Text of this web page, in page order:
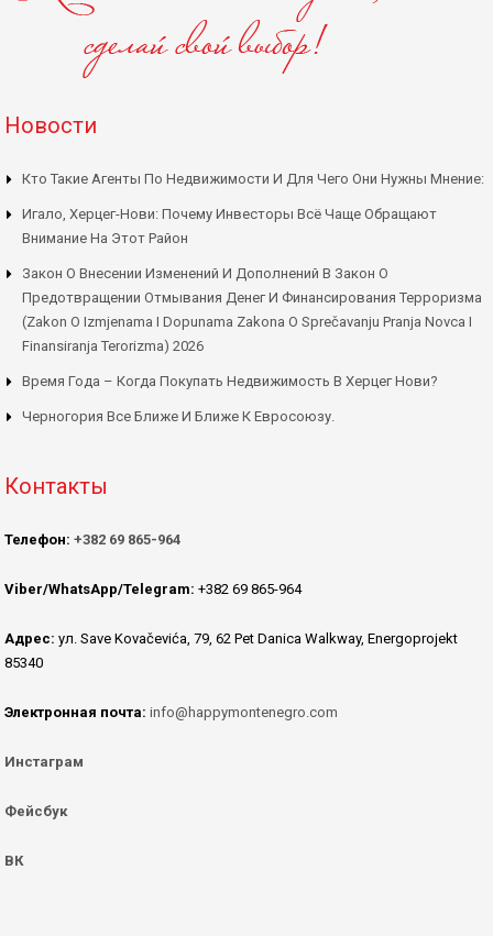
Новости
Кто Такие Агенты По Недвижимости И Для Чего Они Нужны Мнение:
Игало, Херцег-Нови: Почему Инвесторы Всё Чаще Обращают
Внимание На Этот Район
Закон О Внесении Изменений И Дополнений В Закон О
Предотвращении Отмывания Денег И Финансирования Терроризма
(Zakon O Izmjenama I Dopunama Zakona O Sprečavanju Pranja Novca I
Finansiranja Terorizma) 2026
Время Года – Когда Покупать Недвижимость В Херцег Нови?
Черногория Все Ближе И Ближе К Евросоюзу.
Контакты
Телефон: +382 69 865-964
Viber/WhatsApp/Telegram: +382 69 865-964
Адрес: ул. Save Kovačevića, 79, 62 Pet Danica Walkway, Energoprojekt
85340
Электронная почта: info@happymontenegro.com
Инстаграм
Фейсбук
ВК